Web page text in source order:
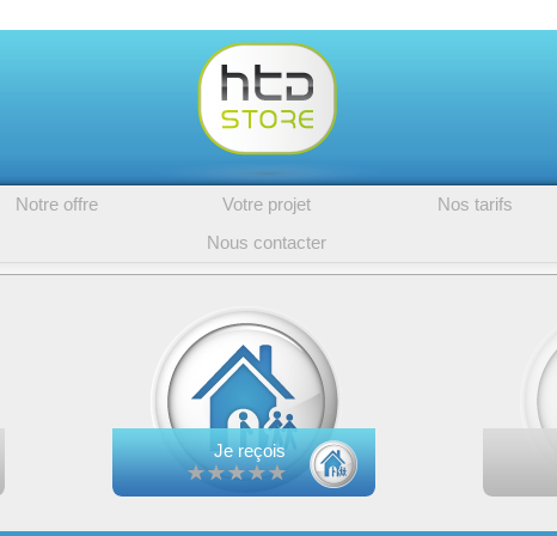
Notre offre Votre projet Nos tarifs
Nous contacter
Je reçois
Next